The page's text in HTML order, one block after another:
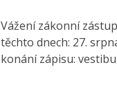
Vážení zákonní zástupci, zápis všech zájemců o školní družinu (ŠD) pro školní rok 2026 / 2027
těchto dnech: 27. srpna 2026 8:00 – 12:00 hod., 1. září 2026 6:00 – 12:00 hod., 2. září 2026 7:00 – 8:00 hod. Místo